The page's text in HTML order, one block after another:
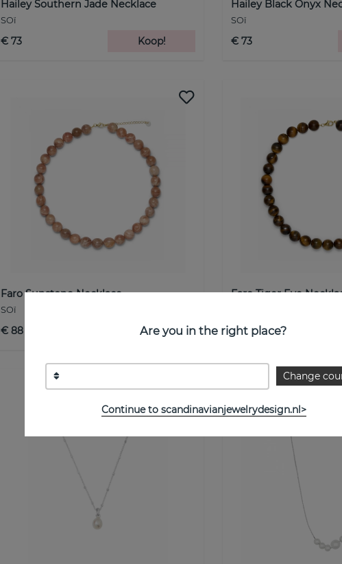
Hailey Southern Jade Necklace
SOï
€ 73 Koop!
Hailey Black Onyx
SOï
€ 73
Faro Sunstone Necklace
SOï
€ 88 Koop!
Faro Tiger Eye
€ 88
Are you in the right place?
Change
Continue to scandinavianjewelrydesign.nl>